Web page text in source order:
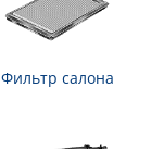
Фильтр салона